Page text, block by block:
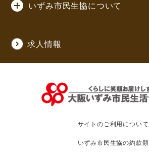
いずみ市民生協について
求人情報
サイトのご利用について
いずみ市民生協の約款類